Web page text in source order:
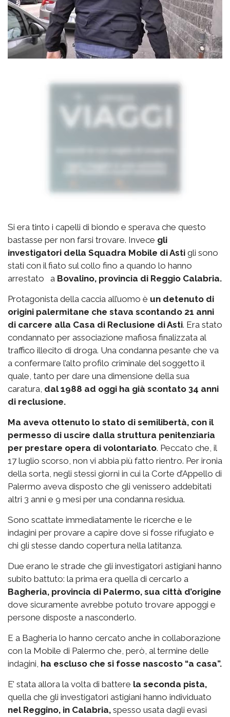
Si era tinto i capelli di biondo e sperava che questo
bastasse per non farsi trovare. Invece gli
investigatori della Squadra Mobile di Asti gli sono
stati con il fiato sul collo fino a quando lo hanno
arrestato a Bovalino, provincia di Reggio Calabria.
Protagonista della caccia all’uomo è un detenuto di
origini palermitane che stava scontando 21 anni
di carcere alla Casa di Reclusione di Asti. Era stato
condannato per associazione mafiosa finalizzata al
traffico illecito di droga. Una condanna pesante che va
a confermare l’alto profilo criminale del soggetto il
quale, tanto per dare una dimensione della sua
caratura, dal 1988 ad oggi ha già scontato 34 anni
di reclusione.
Ma aveva ottenuto lo stato di semilibertà, con il
permesso di uscire dalla struttura penitenziaria
per prestare opera di volontariato. Peccato che, il
17 luglio scorso, non vi abbia più fatto rientro. Per ironia
della sorta, negli stessi giorni in cui la Corte d’Appello di
Palermo aveva disposto che gli venissero addebitati
altri 3 anni e 9 mesi per una condanna residua.
Sono scattate immediatamente le ricerche e le
indagini per provare a capire dove si fosse rifugiato e
chi gli stesse dando copertura nella latitanza.
Due erano le strade che gli investigatori astigiani hanno
subito battuto: la prima era quella di cercarlo a
Bagheria, provincia di Palermo, sua città d’origine
dove sicuramente avrebbe potuto trovare appoggi e
persone disposte a nasconderlo.
E a Bagheria lo hanno cercato anche in collaborazione
con la Mobile di Palermo che, però, al termine delle
indagini, ha escluso che si fosse nascosto “a casa”.
E’ stata allora la volta di battere la seconda pista,
quella che gli investigatori astigiani hanno individuato
nel Reggino, in Calabria, spesso usata dagli evasi